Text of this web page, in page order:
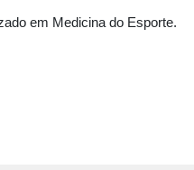
em Medicina do Esporte.